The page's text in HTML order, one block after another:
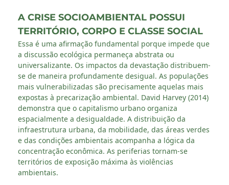
A CRISE SOCIOAMBIENTAL POSSUI
TERRITÓRIO, CORPO E CLASSE SOCIAL
Essa é uma afirmação fundamental porque impede que
a discussão ecológica permaneça abstrata ou
universalizante. Os impactos da devastação distribuem-
se de maneira profundamente desigual. As populações
mais vulnerabilizadas são precisamente aquelas mais
expostas à precarização ambiental. David Harvey (2014)
demonstra que o capitalismo urbano organiza
espacialmente a desigualdade. A distribuição da
infraestrutura urbana, da mobilidade, das áreas verdes
e das condições ambientais acompanha a lógica da
concentração econômica. As periferias tornam-se
territórios de exposição máxima às violências
ambientais.